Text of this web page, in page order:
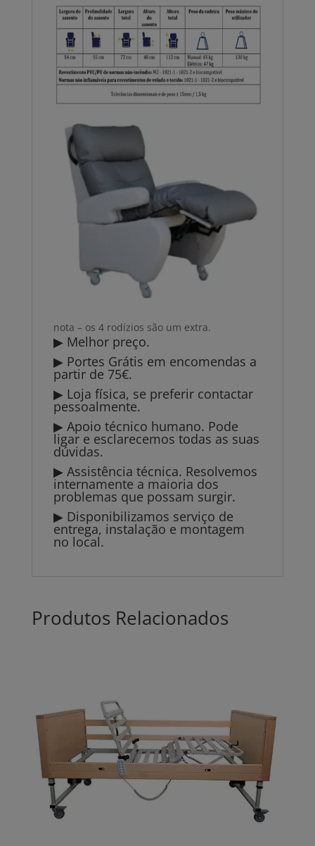
nota – os 4 rodízios são um extra.
▶ Melhor preço.
▶ Portes Grátis em encomendas a
partir de 75€.
▶ Loja física, se preferir contactar
pessoalmente.
▶ Apoio técnico humano. Pode
ligar e esclarecemos todas as suas
dúvidas.
▶ Assistência técnica. Resolvemos
internamente a maioria dos
problemas que possam surgir.
▶ Disponibilizamos serviço de
entrega, instalação e montagem
no local.
Produtos Relacionados